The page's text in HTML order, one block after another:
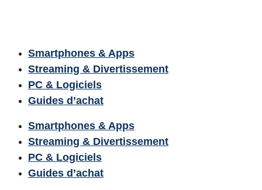
Smartphones & Apps
Streaming & Divertissement
PC & Logiciels
Guides d’achat
Smartphones & Apps
Streaming & Divertissement
PC & Logiciels
Guides d’achat